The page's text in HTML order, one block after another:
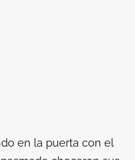
en la puerta con el